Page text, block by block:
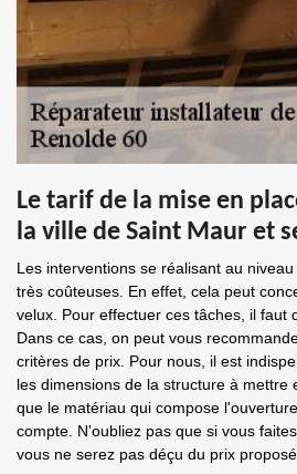
Le tarif de la mise en
la ville de Saint Maur et
Les interventions se réalisant au
très coûteuses. En effet, cela peut
velux. Pour effectuer ces tâches, il faut
Dans ce cas, on peut vous
critères de prix. Pour nous, il est
les dimensions de la structure à mettre
que le matériau qui compose
compte. N'oubliez pas que si vous
vous ne serez pas déçu du prix proposé.